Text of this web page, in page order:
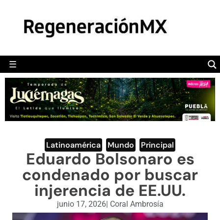
☰
POLÍTICA
CAMALEÓN
OPINIÓN
DEPORTES
ENGLISH SECTION
VIDEOS
Latinoamérica Mundo Principal
Eduardo Bolsonaro es
condenado por buscar
injerencia de EE.UU.
junio 17, 2026| Coral Ambrosía